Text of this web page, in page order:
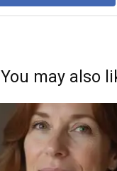
You may also